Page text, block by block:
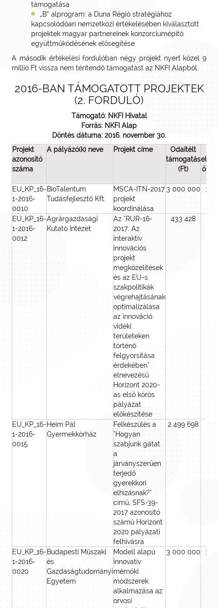
támogatása
„B” alprogram: a Duna Régió stratégiához
kapcsolódóan nemzetközi értékelésében kiválasztott
projektek magyar partnereinek konzorciumépítő
együttműködésének elősegítése
A második értékelési fordulóban négy projekt nyert közel 9
millió Ft vissza nem térítendő támogatást az NKFI Alapból.
2016-BAN TÁMOGATOTT PROJEKTEK
(2. FORDULÓ)
Támogató: NKFI Hivatal
Forrás: NKFI Alap
Döntés dátuma: 2016. november 30.
Projekt
azonosító
száma
A pályázó(k) neve Projekt címe
Odaítélt
támogatás
(Ft)
EU_KP_16-
1-2016-
0010
BioTalentum
Tudásfejlesztő Kft.
MSCA-ITN-2017
projekt
koordinálása
3 000 000 3
EU_KP_16-
1-2016-
0012
Agrárgazdasági
Kutató Intézet
Az "RUR-16-
2017: Az
interaktív
innovációs
projekt
megközelítések
és az EU-s
szakpolitikák
végrehajtásának
optimalizálása
az innováció
vidéki
területeken
történő
felgyorsítása
érdekében"
elnevezésű
Horizont 2020-
as első körös
pályázat
előkészítése
433 428
EU_KP_16-
1-2016-
0015
Heim Pál
Gyermekkórház
Felkészülés a
"Hogyan
szabjunk gátat
a
járványszerűen
terjedő
gyerekkori
elhízásnak?"
című, SFS-39-
2017 azonosító
számú Horizont
2020 pályázati
felhívásra
2 499 698
EU_KP_16-
1-2016-
0020
Budapesti Műszaki
és
Gazdaságtudományi
Egyetem
Modell alapú
innovatív
mérnöki
módszerek
alkalmazása az
orvosi
3 000 000 3